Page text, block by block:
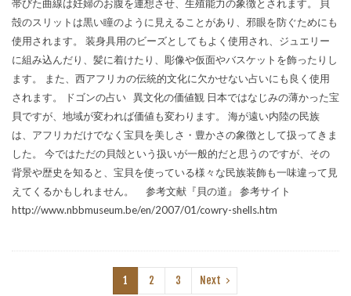
帯びた曲線は妊婦のお腹を連想させ、生殖能力の象徴とされます。 貝
殻のスリットは黒い瞳のように見えることがあり、邪眼を防ぐためにも
使用されます。 装身具用のビーズとしてもよく使用され、ジュエリー
に組み込んだり、髪に着けたり、彫像や仮面やバスケットを飾ったりし
ます。 また、西アフリカの伝統的文化に欠かせない占いにも良く使用
されます。 ドゴンの占い 異文化の価値観 日本ではなじみの薄かった宝
貝ですが、地域が変われば価値も変わります。 海が遠い内陸の民族
は、アフリカだけでなく宝貝を美しさ・豊かさの象徴として扱ってきま
した。 今ではただの貝殻という扱いが一般的だと思うのですが、その
背景や歴史を知ると、宝貝を使っている様々な民族装飾も一味違って見
えてくるかもしれません。 参考文献『貝の道』 参考サイト
http://www.nbbmuseum.be/en/2007/01/cowry-shells.htm
1 2 3 Next